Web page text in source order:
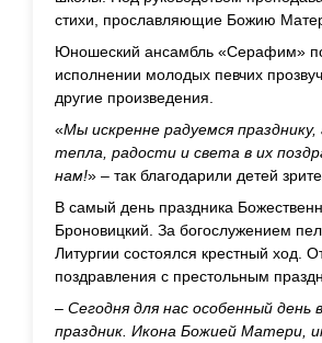
стихи, прославляющие Божию
Юношеский ансамбль «Серафим»
исполнении молодых певчих
другие произведения.
«Мы искренне радуемся
тепла, радости и света в их
нам!» – так благодарили детей
В самый день праздника
Броновицкий. За богослужением
Литургии состоялся крестный ход.
поздравления с престольным
– Сегодня для нас особенный
праздник. Икона Божией Матери,